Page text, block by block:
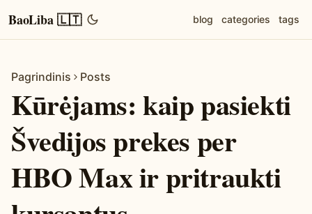
BaoLiba 🇱🇹 blog categories tags
Pagrindinis Posts
Kūrėjams: kaip pasiekti
Švedijos prekes per
HBO Max ir pritraukti